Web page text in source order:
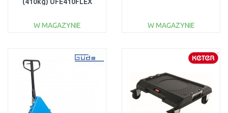
W MAGAZYNIE
Do porównania
W MAGAZYNIE
Do porównania